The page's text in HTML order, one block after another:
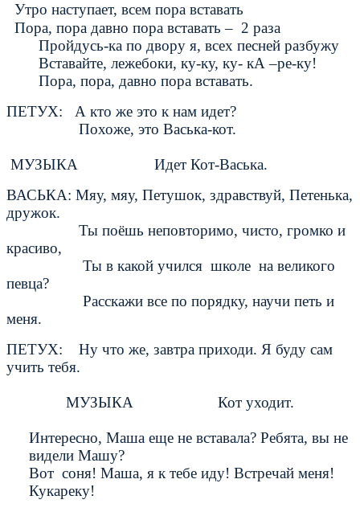
Утро наступает, всем пора вставать
Пора, пора давно пора вставать – 2 раза
Пройдусь-ка по двору я, всех песней разбужу
Вставайте, лежебоки, ку-ку, ку- кА –ре-ку!
Пора, пора, давно пора вставать.
ПЕТУХ: А кто же это к нам идет?
Похоже, это Васька-кот.
МУЗЫКА Идет Кот-Васька.
ВАСЬКА: Мяу, мяу, Петушок, здравствуй, Петенька,
дружок.
Ты поёшь неповторимо, чисто, громко и
красиво,
Ты в какой учился школе на великого
певца?
Расскажи все по порядку, научи петь и
меня.
ПЕТУХ: Ну что же, завтра приходи. Я буду сам
учить тебя.
МУЗЫКА Кот уходит.
Интересно, Маша еще не вставала? Ребята, вы не
видели Машу?
Вот соня! Маша, я к тебе иду! Встречай меня!
Кукареку!